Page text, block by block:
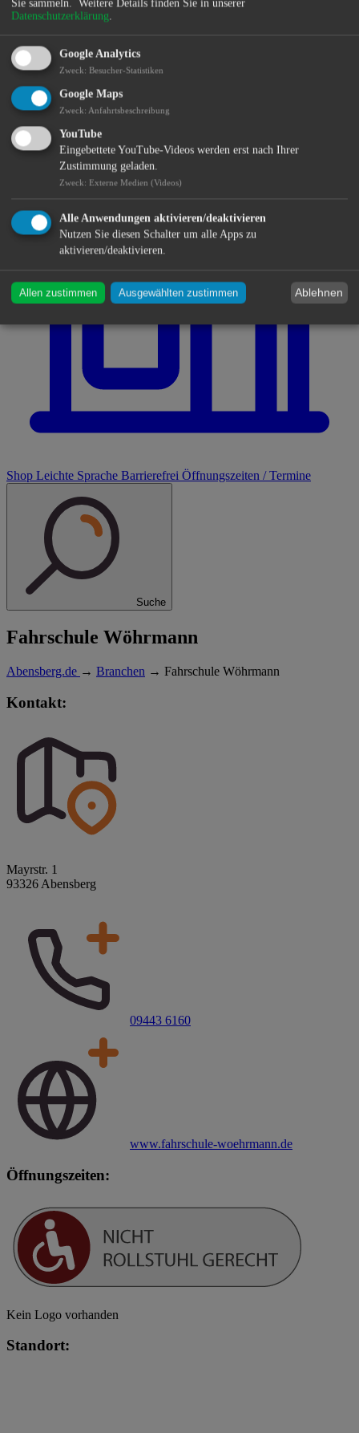
Shop Leichte Sprache Barrierefrei Öffnungszeiten / Termine
Suche
Fahrschule Wöhrmann
Abensberg.de → Branchen → Fahrschule Wöhrmann
Kontakt:
Mayrstr. 1
93326 Abensberg
09443 6160
www.fahrschule-woehrmann.de
Öffnungszeiten:
Kein Logo vorhanden
Standort:
Sie sammeln.
Weitere Details finden Sie in unserer
Datenschutzerklärung.
Google Analytics
Zweck: Besucher-Statistiken
Google Maps
Zweck: Anfahrtsbeschreibung
YouTube
Eingebettete YouTube-Videos werden erst nach Ihrer
Zustimmung geladen.
Zweck: Externe Medien (Videos)
Alle Anwendungen aktivieren/deaktivieren
Nutzen Sie diesen Schalter um alle Apps zu
aktivieren/deaktivieren.
Allen zustimmen Ausgewählten zustimmen Ablehnen